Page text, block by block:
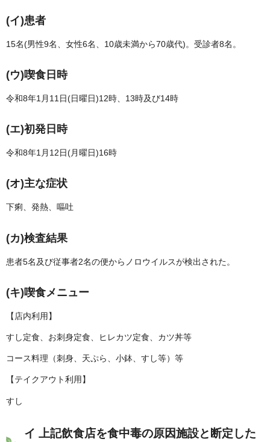
(イ)患者
15名(男性9名、女性6名、10歳未満から70歳代)。受診者8名。
(ウ)喫食日時
令和8年1月11日(日曜日)12時、13時及び14時
(エ)初発日時
令和8年1月12日(月曜日)16時
(オ)主な症状
下痢、発熱、嘔吐
(カ)検査結果
患者5名及び従事者2名の便からノロウイルスが検出された。
(キ)喫食メニュー
【店内利用】
すし定食、お刺身定食、ヒレカツ定食、カツ丼等
コース料理（刺身、天ぷら、小鉢、すし等）等
【テイクアウト利用】
すし
イ 上記飲食店を食中毒の原因施設と断定した